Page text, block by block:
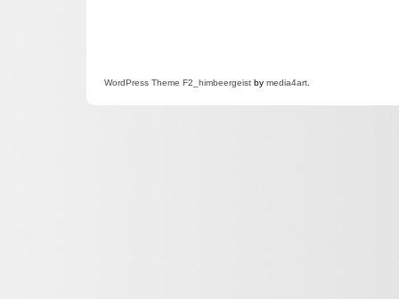
WordPress Theme F2 _himbeergeist by media4art